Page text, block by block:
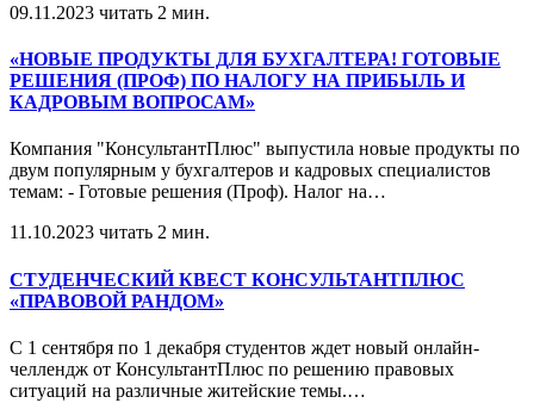
09.11.2023 читать 2 мин.
«НОВЫЕ ПРОДУКТЫ ДЛЯ БУХГАЛТЕРА! ГОТОВЫЕ
РЕШЕНИЯ (ПРОФ) ПО НАЛОГУ НА ПРИБЫЛЬ И
КАДРОВЫМ ВОПРОСАМ»
Компания "КонсультантПлюс" выпустила новые продукты по
двум популярным у бухгалтеров и кадровых специалистов
темам: - Готовые решения (Проф). Налог на…
11.10.2023 читать 2 мин.
СТУДЕНЧЕСКИЙ КВЕСТ КОНСУЛЬТАНТПЛЮС
«ПРАВОВОЙ РАНДОМ»
С 1 сентября по 1 декабря студентов ждет новый онлайн-
челлендж от КонсультантПлюс по решению правовых
ситуаций на различные житейские темы.…